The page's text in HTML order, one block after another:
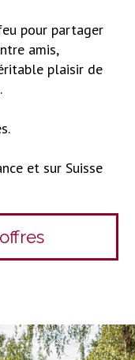
pour partager
amis,
plaisir de
et sur Suisse